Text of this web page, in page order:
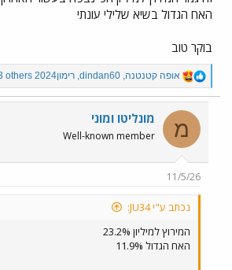
האח הגדול בשיא שלילי עונתי
בוקר טוב
R
e
a
c
t
o
s
אופה קטנטנה,
dindan60
, רימון2024
מ מונליטו ומוני
Well-known member
11/5/26
נכתב ע"י JU34:
המירוץ למיליון 23.2%
האח הגדול 11.9%